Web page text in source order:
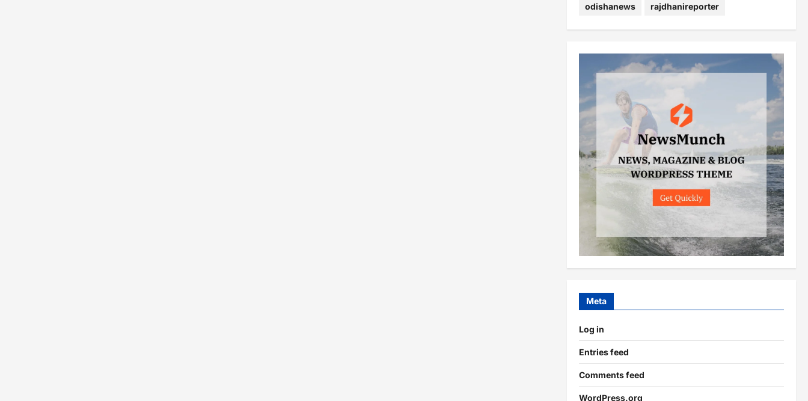
odishanews rajdhanireporter
Meta
Log in
Entries feed
Comments feed
WordPress.org